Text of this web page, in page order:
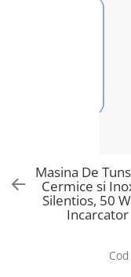
Tricicluri cargo fara
Biciclete electrice
Motoburghie si
Accesorii motoburghie
Motoburghie
Drujbe, fierastraie
Masina De
Cermice si
Silentios, 50